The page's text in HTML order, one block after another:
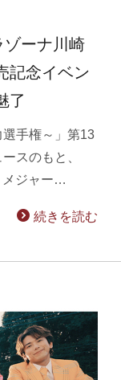
ゾーナ川崎
記念イベン
了
手権～」第13
スのもと、
メジャー…
続きを読む